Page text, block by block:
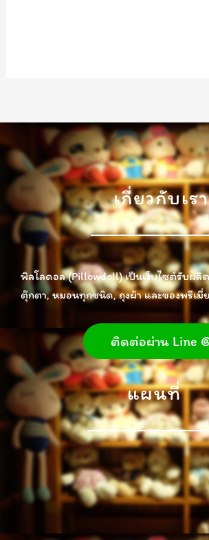
เกี่ยวกับเรา
พิลโลดอล (Pillowdoll) เป็นเว็บไซต์รับผ
ตุ๊กตา, หมอนทุกชนิด, ถุงผ้า และของพรีเ
ติดต่อผ่าน Line
แผนที่